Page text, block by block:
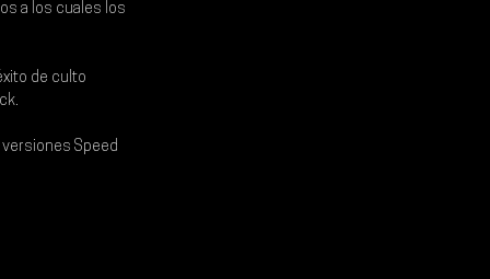
a los cuales los
de culto
Speed